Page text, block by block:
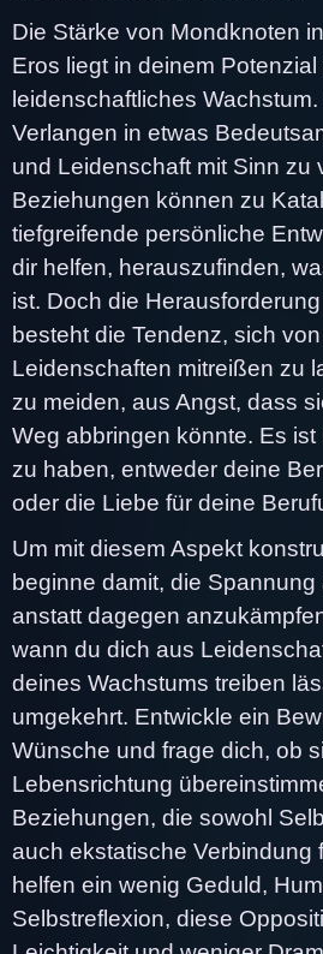
Die Stärke von Mondknoten
Eros liegt in deinem Potenzial
leidenschaftliches
Verlangen in etwas
und Leidenschaft mit Sinn zu
Beziehungen können zu
tiefgreifende persönliche
dir helfen, herauszufinden,
ist. Doch die
besteht die Tendenz, sich
Leidenschaften mitreißen zu
zu meiden, aus Angst, dass
Weg abbringen könnte. Es ist
zu haben, entweder deine
oder die Liebe für deine
Um mit diesem Aspekt
beginne damit, die
anstatt dagegen
wann du dich aus
deines Wachstums treiben
umgekehrt. Entwickle ein
Wünsche und frage dich, ob
Lebensrichtung
Beziehungen, die sowohl
auch ekstatische Verbindung
helfen ein wenig Geduld,
Selbstreflexion, diese